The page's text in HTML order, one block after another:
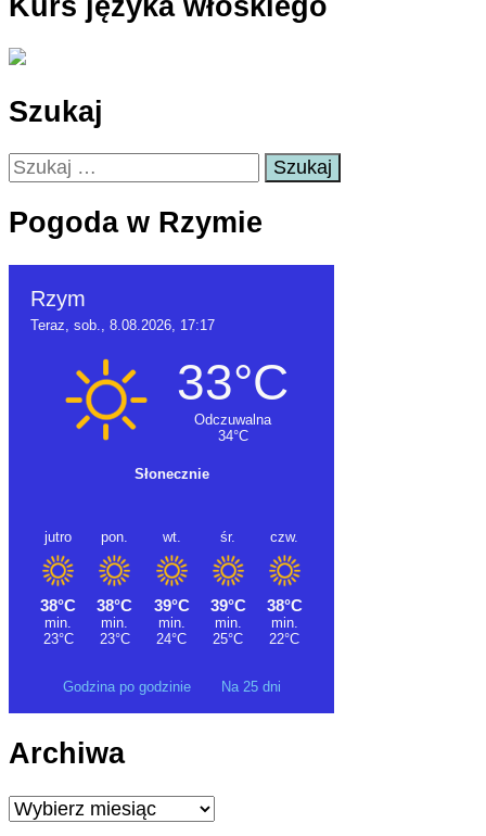
Szukaj
Szukaj:
Pogoda w Rzymie
Godzina po godzinie Na 25 dni
Archiwa
Archiwa